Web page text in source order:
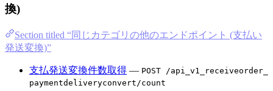
換)
Section titled “同じカテゴリの他のエンドポイント (支払い
発送変換)”
支払発送変換件数取得 — POST /api_v1_receiveorder_
paymentdeliveryconvert/count